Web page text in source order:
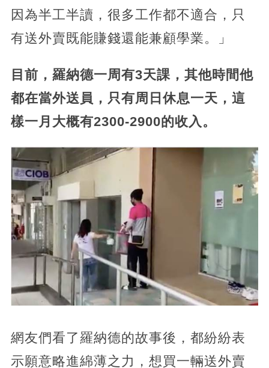
因為半工半讀，很多工作都不適合，只
有送外賣既能賺錢還能兼顧學業。」
目前，羅納德一周有3天課，其他時間他
都在當外送員，只有周日休息一天，這
樣一月大概有2300-2900的收入。
網友們看了羅納德的故事後，都紛紛表
示願意略進綿薄之力，想買一輛送外賣